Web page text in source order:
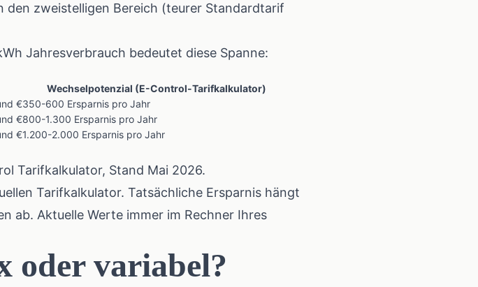
zweistelligen Bereich (teurer Standardtarif
Jahresverbrauch bedeutet diese Spanne:
Wechselpotenzial (E-Control-Tarifkalkulator)
€350-600 Ersparnis pro Jahr
€800-1.300 Ersparnis pro Jahr
€1.200-2.000 Ersparnis pro Jahr
Tarifkalkulator, Stand Mai 2026.
Tarifkalkulator. Tatsächliche Ersparnis hängt
ab. Aktuelle Werte immer im Rechner Ihres
oder variabel?